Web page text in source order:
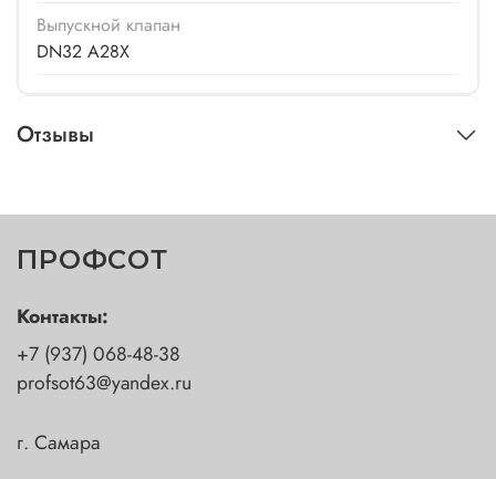
Выпускной клапан
DN32 A28X
Отзывы
ПРОФСОТ
Контакты:
+7 (937) 068-48-38
profsot63@yandex.ru
г. Самара